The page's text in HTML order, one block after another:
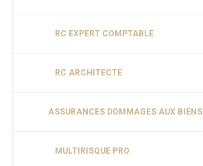
RC EXPERT COMPTABLE
RC ARCHITECTE
ASSURANCES DOMMAGES AUX BIENS
MULTIRISQUE PRO